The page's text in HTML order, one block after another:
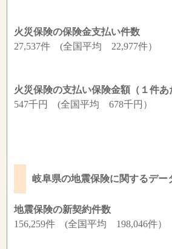
火災保険の保険金支払い件数
27,537件 (全国平均 22,977件）
火災保険の支払い保険金額（１件
547千円 (全国平均 678千円）
岐阜県の地震保険に関す
地震保険の新契約件数
156,259件 (全国平均 198,046件）